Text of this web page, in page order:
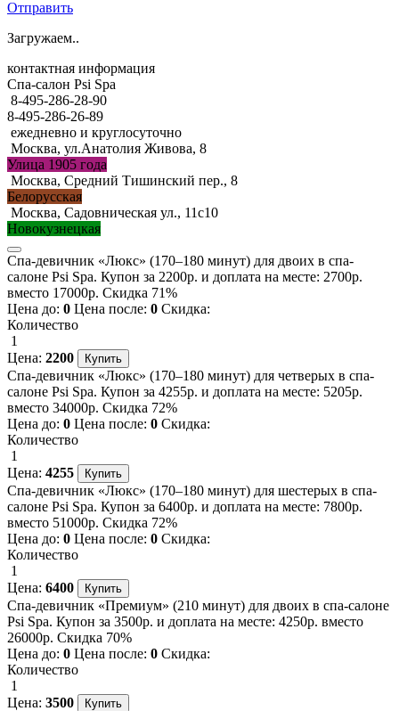
Отправить
Загружаем..
контактная информация
Спа-салон Psi Spa
8-495-286-28-90
8-495-286-26-89
ежедневно и круглосуточно
Москва, ул.Анатолия Живова, 8
Улица 1905 года
Москва, Средний Тишинский пер., 8
Белорусская
Москва, Садовническая ул., 11с10
Новокузнецкая
Спа-девичник «Люкс» (170–180 минут) для двоих в спа-
салоне Psi Spa. Купон за 2200р. и доплата на месте: 2700р.
вместо 17000р. Скидка 71%
Цена до: 0 Цена после: 0 Скидка:
Количество
1
Цена: 2200
Спа-девичник «Люкс» (170–180 минут) для четверых в спа-
салоне Psi Spa. Купон за 4255р. и доплата на месте: 5205р.
вместо 34000р. Скидка 72%
Цена до: 0 Цена после: 0 Скидка:
Количество
1
Цена: 4255
Спа-девичник «Люкс» (170–180 минут) для шестерых в спа-
салоне Psi Spa. Купон за 6400р. и доплата на месте: 7800р.
вместо 51000р. Скидка 72%
Цена до: 0 Цена после: 0 Скидка:
Количество
1
Цена: 6400
Спа-девичник «Премиум» (210 минут) для двоих в спа-салоне
Psi Spa. Купон за 3500р. и доплата на месте: 4250р. вместо
26000р. Скидка 70%
Цена до: 0 Цена после: 0 Скидка:
Количество
1
Цена: 3500